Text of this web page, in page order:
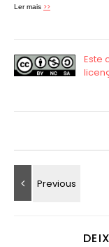
Ler mais >>